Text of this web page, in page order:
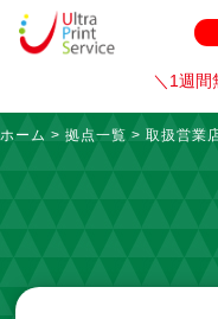
＼1週間
ホーム > 拠点一覧 > 取扱営業